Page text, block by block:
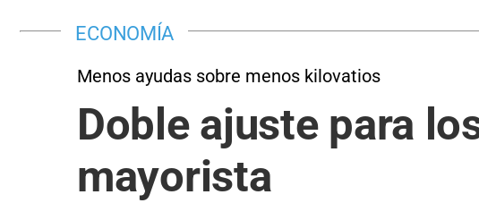
ECONOMÍA
Menos ayudas sobre menos kilovatios
Doble ajuste para
mayorista